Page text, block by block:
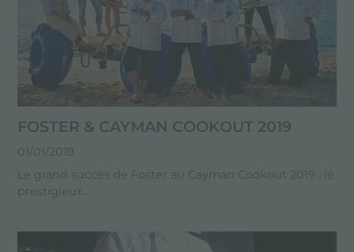
FOSTER & CAYMAN COOKOUT 2019
01/01/2019
Le grand succès de Foster au Cayman Cookout 2019 : le
prestigieux..